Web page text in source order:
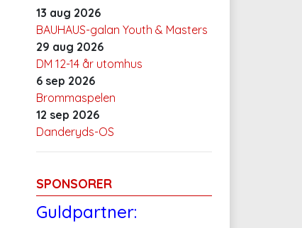
13 aug 2026
BAUHAUS-galan Youth & Masters
29 aug 2026
DM 12-14 år utomhus
6 sep 2026
Brommaspelen
12 sep 2026
Danderyds-OS
SPONSORER
Guldpartner: